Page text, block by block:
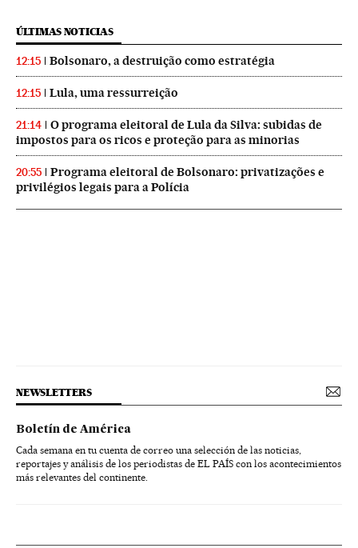
ÚLTIMAS NOTICIAS
12:15 Bolsonaro, a destruição como estratégia
12:15 Lula, uma ressurreição
21:14
O programa eleitoral de Lula da Silva: subidas de
impostos para os ricos e proteção para as minorias
20:55
Programa eleitoral de Bolsonaro: privatizações e
privilégios legais para a Polícia
NEWSLETTERS
Boletín de América
Cada semana en tu cuenta de correo una selección de las noticias,
reportajes y análisis de los periodistas de EL PAÍS con los acontecimientos
más relevantes del continente.